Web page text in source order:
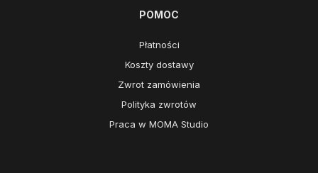
POMOC
Płatności
Koszty dostawy
Zwrot zamówienia
Polityka zwrotów
Praca w MOMA Studio